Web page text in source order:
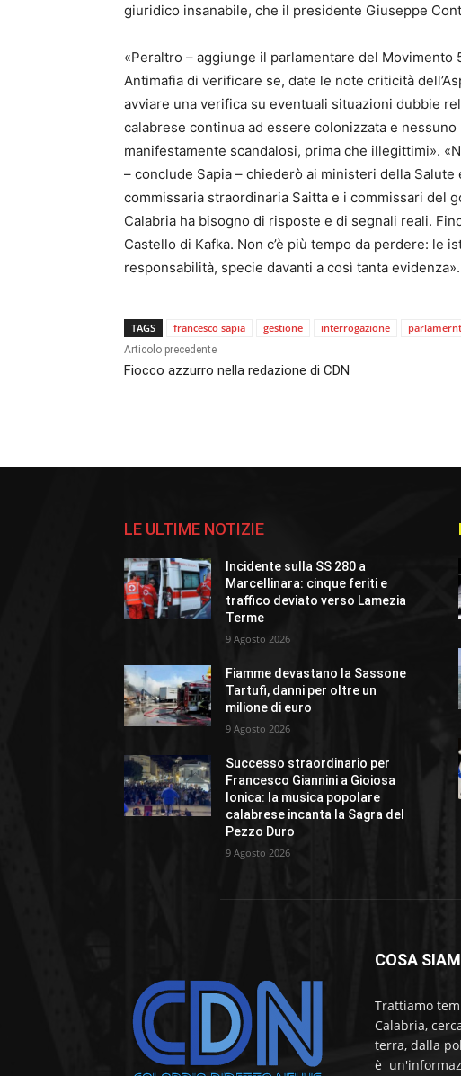
giuridico insanabile, che il presidente Giuseppe
«Peraltro – aggiunge il parlamentare del
Antimafia di verificare se, date le note criticità
avviare una verifica su eventuali situazioni dubbie
calabrese continua ad essere colonizzata e
manifestamente scandalosi, prima che illegittimi».
– conclude Sapia – chiederò ai ministeri della Salute
commissaria straordinaria Saitta e i commissari del
Calabria ha bisogno di risposte e di segnali reali.
Castello di Kafka. Non c’è più tempo da perdere: le
responsabilità, specie davanti a così tanta evidenza».
TAGS francesco sapia gestione interrogazione
Articolo precedente
Fiocco azzurro nella redazione di CDN
LE ULTIME NOTIZIE
Incidente sulla SS 280 a
Marcellinara: cinque feriti e
traffico deviato verso Lamezia
Terme
9 Agosto 2026
Fiamme devastano la Sassone
Tartufi, danni per oltre un
milione di euro
9 Agosto 2026
Successo straordinario per
Francesco Giannini a Gioiosa
Ionica: la musica popolare
calabrese incanta la Sagra del
Pezzo Duro
9 Agosto 2026
COSA
Trattiamo
Calabria,
terra, dalla
è